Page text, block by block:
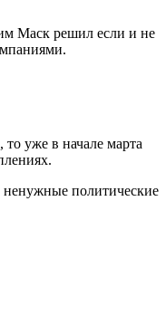
Маск решил если и не
уже в начале марта
политические